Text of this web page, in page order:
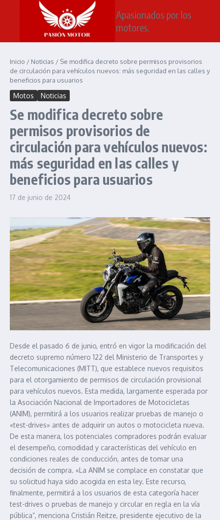
Saltar al contenido
Apasionados por los
motores.
Inicio / Noticias / Se modifica decreto sobre permisos provisorios
de circulación para vehículos nuevos: más seguridad en las calles y
beneficios para usuarios
Motos Noticias
Se modifica decreto sobre
permisos provisorios de
circulación para vehículos nuevos:
más seguridad en las calles y
beneficios para usuarios
17 de junio de 2024
Desde el pasado 6 de junio, entró en vigor la modificación del
decreto supremo número 122 del Ministerio de Transportes y
Telecomunicaciones (MITT), que establece nuevos requisitos
para el otorgamiento de permisos de circulación provisional
para vehículos nuevos. Esta medida, largamente esperada por
la Asociación Nacional de Importadores de Motocicletas
(ANIM), permitirá a los usuarios realizar pruebas de manejo o
«test-drives» antes de adquirir un autos o motocicleta nueva.
De esta manera, los potenciales compradores podrán evaluar
el desempeño, comodidad y características del vehículo en
condiciones reales de conducción, antes de tomar una
decisión de compra. «La ANIM se complace en constatar que
su solicitud haya sido acogida en esta ley. Este recurso,
finalmente, permitirá a los usuarios de esta categoría hacer
test-drives o pruebas de manejo y circular en regla en la vía
pública”, menciona Cristián Reitze, presidente ejecutivo de la